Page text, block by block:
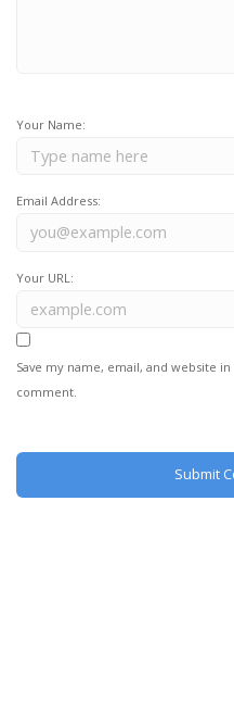
Your Name:
Email Address:
Your URL:
Save my name, email, and website
comment.